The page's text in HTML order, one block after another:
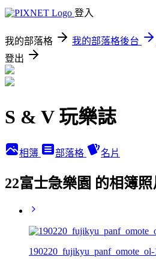
登入
我的部落格 我的部落格後台
登出
S & V 玩樂誌
相簿 部落格 名片
22富士急樂園 的相簿照